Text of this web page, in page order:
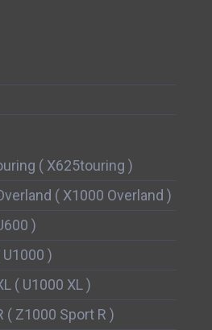
( X625touring )
( X1000 Overland )
)
)
( U1000 XL )
( Z1000 Sport R )